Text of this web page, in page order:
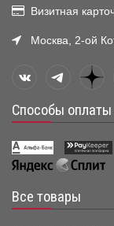
Визитная
Москва, 2-ой
Способы оплаты
Все товары